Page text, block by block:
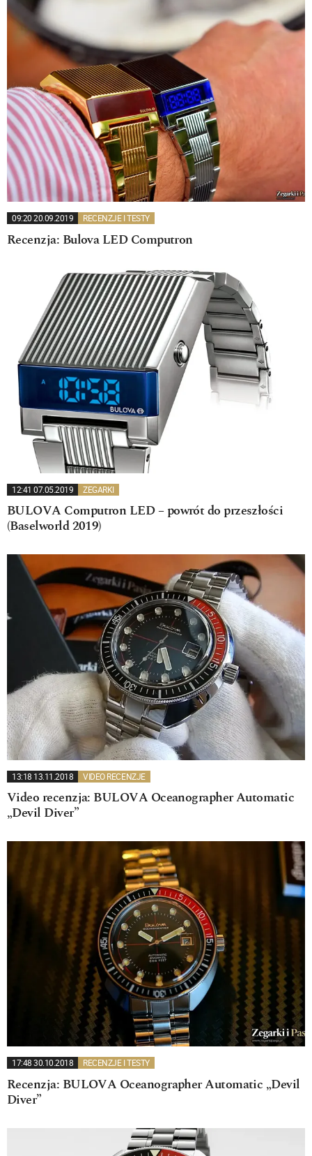
09:20 20.09.2019 RECENZJE I TESTY
Recenzja: Bulova LED Computron
12:41 07.05.2019 ZEGARKI
BULOVA Computron LED – powrót do przeszłości
(Baselworld 2019)
13:18 13.11.2018 VIDEO RECENZJE
Video recenzja: BULOVA Oceanographer Automatic
„Devil Diver”
17:48 30.10.2018 RECENZJE I TESTY
Recenzja: BULOVA Oceanographer Automatic „Devil
Diver”